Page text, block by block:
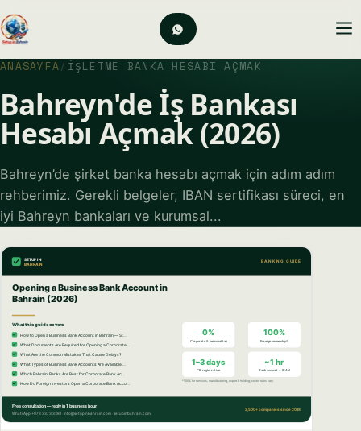
ANASAYFA/ İŞLETME BANKA HESABI AÇMAK
Bahreyn'de İş Bankası
Hesabı Açmak (2026)
Bahreyn’de şirket banka hesabı açmak için adım adım
rehberimiz. Gerekli belgeler, IBAN sertifikası süreci, en
iyi Bahreyn bankaları ve kurumsal...